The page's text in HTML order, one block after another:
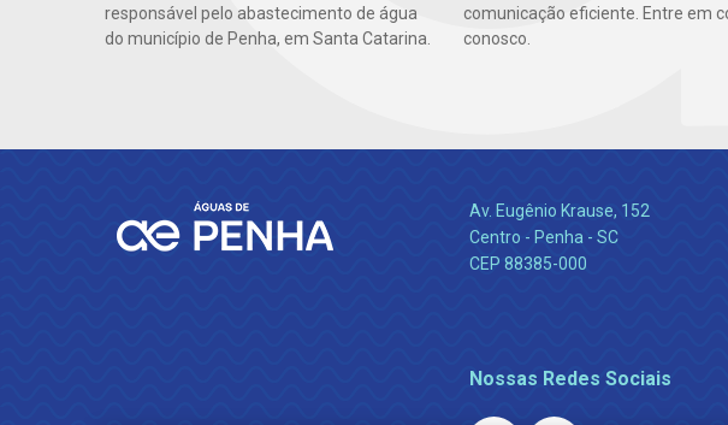
responsável pelo abastecimento de água
do município de Penha, em Santa Catarina.
comunicação eficiente. Entre em
conosco.
Av. Eugênio Krause, 152
Centro - Penha - SC
CEP 88385-000
Nossas Redes Sociais